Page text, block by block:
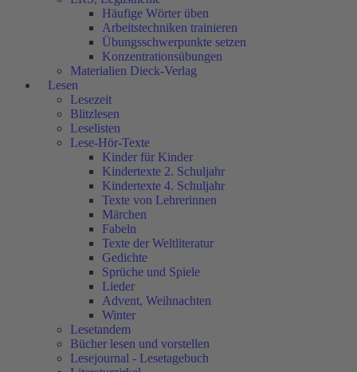
Häufige Wörter üben
Arbeitstechniken trainieren
Übungsschwerpunkte setzen
Konzentrationsübungen
Materialien Dieck-Verlag
Lesen
Lesezeit
Blitzlesen
Leselisten
Lese-Hör-Texte
Kinder für Kinder
Kindertexte 2. Schuljahr
Kindertexte 4. Schuljahr
Texte von Lehrerinnen
Märchen
Fabeln
Texte der Weltliteratur
Gedichte
Sprüche und Spiele
Lieder
Advent, Weihnachten
Winter
Lesetandem
Bücher lesen und vorstellen
Lesejournal - Lesetagebuch